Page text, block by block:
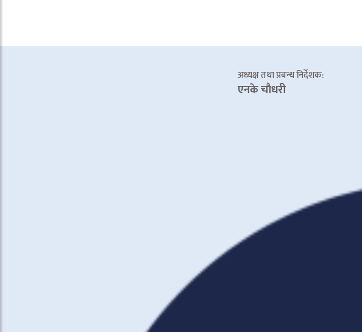
अध्यक्ष तथा प्रबन्ध निर्देशक:
एनके चाैधरी